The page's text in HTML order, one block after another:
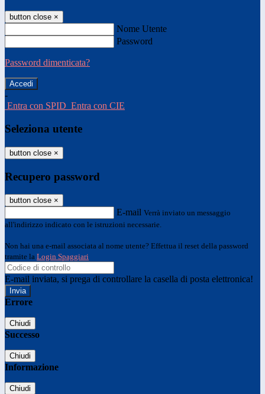
button close ×
Nome Utente
Password
Password dimenticata?
-
Entra con SPID Entra con CIE
Seleziona utente
button close ×
Recupero password
button close ×
E-mail Verrà inviato un messaggio
all'indirizzo indicato con le istruzioni necessarie.
Non hai una e-mail associata al nome utente? Effettua il reset della password
tramite la Login Spaggiari
E-mail inviata, si prega di controllare la casella di posta elettronica!
Errore
Chiudi
Successo
Chiudi
Informazione
Chiudi